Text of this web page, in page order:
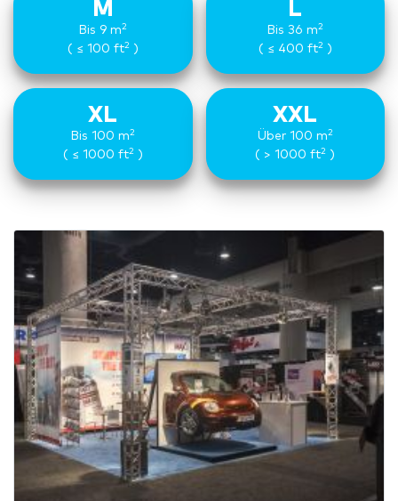
M
Bis 9 m2
( ≤ 100 ft2)
L
Bis 36 m2
( ≤ 400 ft2)
XL
Bis 100 m2
( ≤ 1000 ft2)
XXL
Über 100 m2
( > 1000 ft2 )